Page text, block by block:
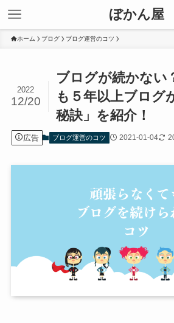
ぼかん屋
ホーム ブログ ブログ運営のコツ
ブログが続かない
も５年以上ブログ
秘訣」を紹介！
2022
12/20
広告 ブログ運営のコツ 2021-01-04